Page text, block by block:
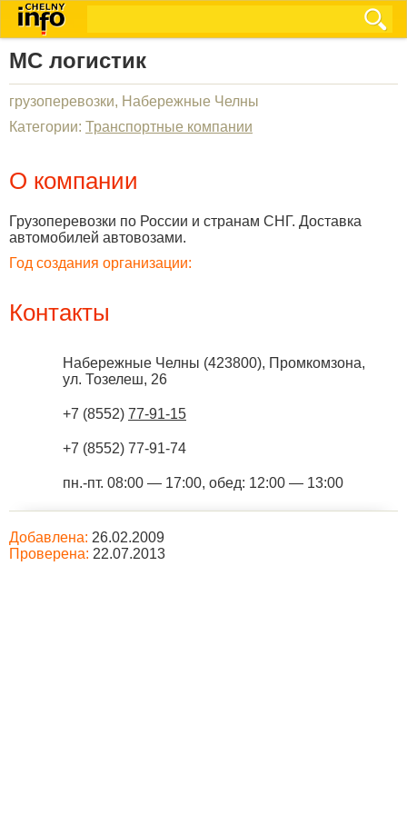
МС логистик
грузоперевозки, Набережные Челны
Категории: Транспортные компании
О компании
Грузоперевозки по России и странам СНГ. Доставка
автомобилей автовозами.
Год создания организации:
Контакты
Набережные Челны (423800), Промкомзона,
ул. Тозелеш, 26
+7 (8552) 77-91-15
+7 (8552) 77-91-74
пн.-пт. 08:00 — 17:00, обед: 12:00 — 13:00
Добавлена: 26.02.2009
Проверена: 22.07.2013